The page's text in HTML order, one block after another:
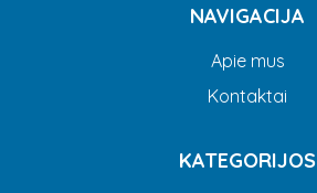
NAVIGACIJA
Apie mus
Kontaktai
KATEGORIJOS